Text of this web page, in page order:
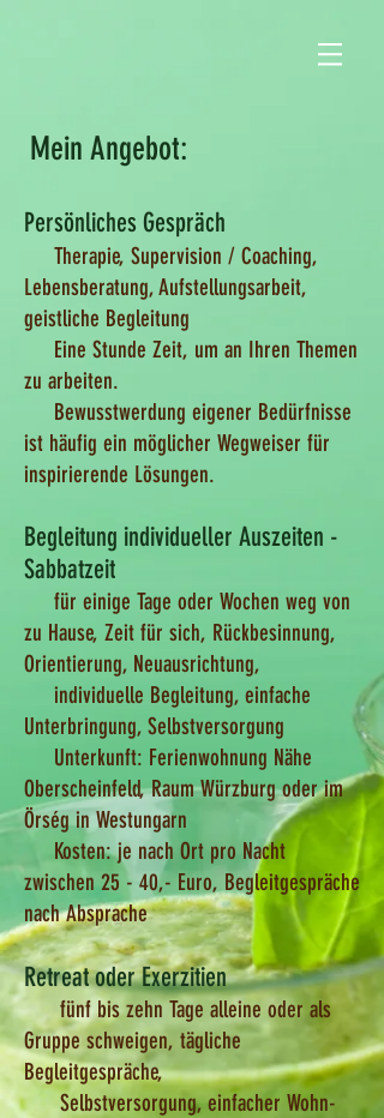
Mein Angebot:
Persönliches Gespräch
Therapie, Supervision / Coaching,
Lebensberatung, Aufstellungsarbeit,
geistliche Begleitung
Eine Stunde Zeit, um an Ihren Themen
zu arbeiten.
Bewusstwerdung eigener Bedürfnisse
ist häufig ein möglicher Wegweiser für
inspirierende Lösungen.
Begleitung individueller Auszeiten -
Sabbatzeit
für einige Tage oder Wochen weg von
zu Hause, Zeit für sich, Rückbesinnung,
Orientierung, Neuausrichtung​,
individuelle Begleitung, einfache
Unterbringung, Selbstversorgung
Unterkunft: Ferienwohnung Nähe
Oberscheinfeld, Raum Würzburg oder im
Örség in Westungarn
Kosten: je nach Ort pro Nacht
zwischen 25 - 40,- Euro, Begleitgespräche
nach Absprache
Retreat oder Exerzitien
fünf bis zehn Tage alleine oder als
Gruppe schweigen, tägliche
Begleitgespräche,
Selbstversorgung, einfacher Wohn-